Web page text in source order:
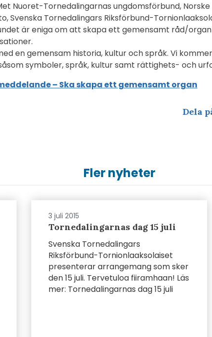
Nuoret-Tornedalingarnas ungdomsförbund,
Svenska Tornedalingars Riksförbund-
är eniga om att skapa ett gemensamt råd/
en gemensam historia, kultur och språk. Vi
symboler, språk, kultur samt rättighets- och
– Ska skapa ett gemensamt organ
Dela
Fler nyheter
3 juli 2015
Tornedalingarnas dag 15 juli
Svenska Tornedalingars
Riksförbund-Tornionlaaksolaiset
presenterar arrangemang som sker
den 15 juli. Tervetuloa fiiramhaan! Läs
mer: Tornedalingarnas dag 15 juli